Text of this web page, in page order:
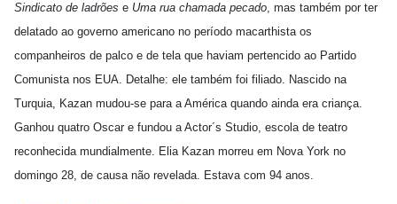
Sindicato de ladrões e Uma rua chamada pecado, mas também por ter
delatado ao governo americano no período macarthista os
companheiros de palco e de tela que haviam pertencido ao Partido
Comunista nos EUA. Detalhe: ele também foi filiado. Nascido na
Turquia, Kazan mudou-se para a América quando ainda era criança.
Ganhou quatro Oscar e fundou a Actor´s Studio, escola de teatro
reconhecida mundialmente. Elia Kazan morreu em Nova York no
domingo 28, de causa não revelada. Estava com 94 anos.